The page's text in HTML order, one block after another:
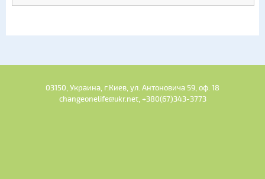
03150, Украина, г.Киев, ул. Антоновича 59, оф. 18
changeonelife@ukr.net, +380(67)343-3773